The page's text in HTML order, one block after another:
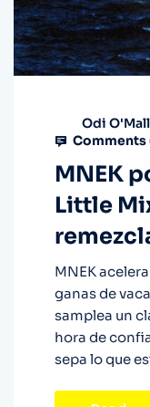
Odi
Comments
MNEK
Little
MNEK
ganas de
samplea un
hora de
sepa lo que